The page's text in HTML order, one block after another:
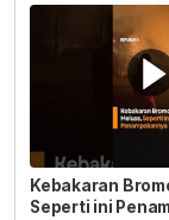
Kebakaran
Seperti ini